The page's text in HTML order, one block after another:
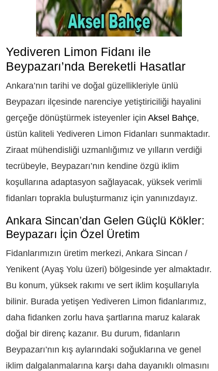
Yediveren Limon Fidanı ile
Beypazarı’nda Bereketli Hasatlar
Ankara’nın tarihi ve doğal güzellikleriyle ünlü
Beypazarı ilçesinde narenciye yetiştiriciliği hayalini
gerçeğe dönüştürmek isteyenler için Aksel Bahçe,
üstün kaliteli Yediveren Limon Fidanları sunmaktadır.
Ziraat mühendisliği uzmanlığımız ve yılların verdiği
tecrübeyle, Beypazarı’nın kendine özgü iklim
koşullarına adaptasyon sağlayacak, yüksek verimli
fidanları toprakla buluşturmanız için yanınızdayız.
Ankara Sincan’dan Gelen Güçlü Kökler:
Beypazarı İçin Özel Üretim
Fidanlarımızın üretim merkezi, Ankara Sincan /
Yenikent (Ayaş Yolu üzeri) bölgesinde yer almaktadır.
Bu konum, yüksek rakımı ve sert iklim koşullarıyla
bilinir. Burada yetişen Yediveren Limon fidanlarımız,
daha fidanken zorlu hava şartlarına maruz kalarak
doğal bir direnç kazanır. Bu durum, fidanların
Beypazarı’nın kış aylarındaki soğuklarına ve genel
iklim dalgalanmalarına karşı daha dayanıklı olmasını